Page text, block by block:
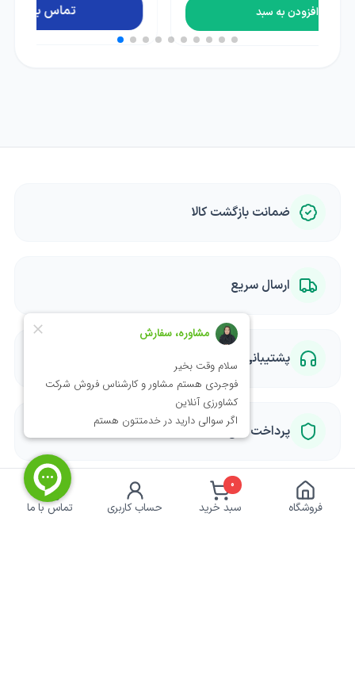
تماس بگیرید
ضمانت بازگشت کالا
ارسال سریع
پشتیبانی متخصصان
پرداخت امن
فروشگاه سبد خرید
0
حساب کاربری تماس با ما